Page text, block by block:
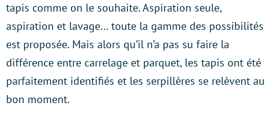
tapis comme on le souhaite. Aspiration seule,
aspiration et lavage… toute la gamme des possibilités
est proposée. Mais alors qu’il n’a pas su faire la
différence entre carrelage et parquet, les tapis ont été
parfaitement identifiés et les serpillères se relèvent au
bon moment.